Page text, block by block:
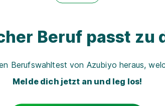
Beruf passt zu
Berufswahltest von Azubiyo heraus,
Melde dich jetzt an und leg los!